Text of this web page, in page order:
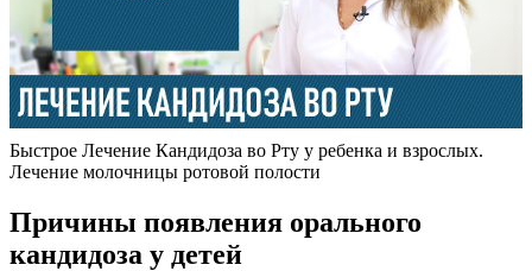
Быстрое Лечение Кандидоза во Рту у ребенка и взрослых.
Лечение молочницы ротовой полости
Причины появления орального
кандидоза у детей